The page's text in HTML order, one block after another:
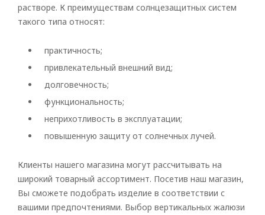
растворе. К преимуществам солнцезащитных систем
такого типа относят:
практичность;
привлекательный внешний вид;
долговечность;
функциональность;
неприхотливость в эксплуатации;
повышенную защиту от солнечных лучей.
Клиенты нашего магазина могут рассчитывать на
широкий товарный ассортимент. Посетив наш магазин,
Вы сможете подобрать изделие в соответствии с
вашими предпочтениями. Выбор вертикальных жалюзи